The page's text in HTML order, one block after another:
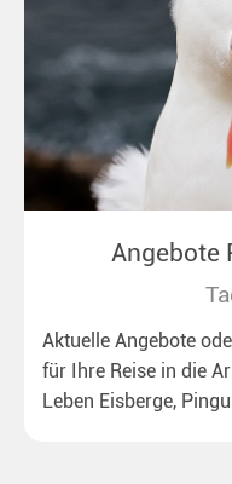
Angebote
Aktuelle Angebote
für Ihre Reise in die
Leben Eisberge,